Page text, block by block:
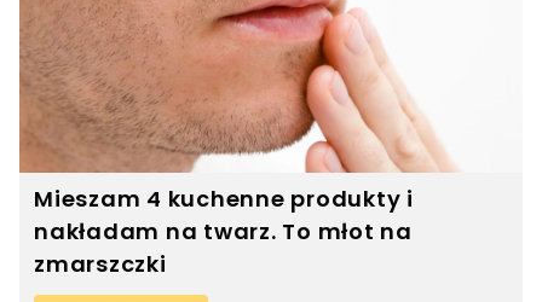
Mieszam 4 kuchenne produkty i
nakładam na twarz. To młot na
zmarszczki